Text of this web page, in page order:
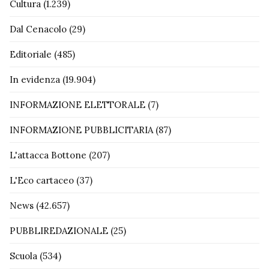
Cultura (1.239)
Dal Cenacolo (29)
Editoriale (485)
In evidenza (19.904)
INFORMAZIONE ELETTORALE (7)
INFORMAZIONE PUBBLICITARIA(87)
L'attacca Bottone (207)
L'Eco cartaceo (37)
News (42.657)
PUBBLIREDAZIONALE (25)
Scuola (534)